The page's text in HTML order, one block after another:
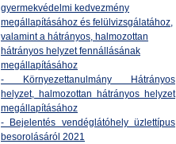
gyermekvédelmi kedvezmény
megállapításához és felülvizsgálatához,
valamint a hátrányos, halmozottan
hátrányos helyzet fennállásának
megállapításához
- Környezettanulmány Hátrányos
helyzet, halmozottan hátrányos helyzet
megállapításához
- Bejelentés vendéglátóhely üzlettípus
besorolásáról 2021